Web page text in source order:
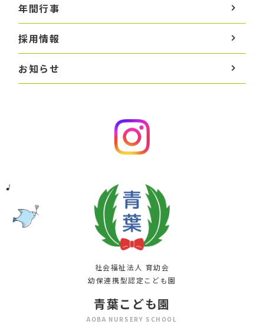
年間行事
採用情報
お知らせ
社会福祉法人 育幼会
幼保連携型認定こども園
青葉こども園
AOBA NURSERY SCHOOL